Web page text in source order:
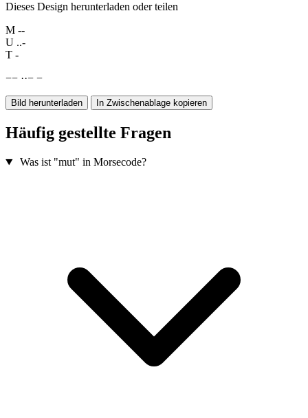
Dieses Design herunterladen oder teilen
M --
U ..-
T -
−− ··− −
Bild herunterladen In Zwischenablage kopieren
Häufig gestellte Fragen
Was ist "mut" in Morsecode?